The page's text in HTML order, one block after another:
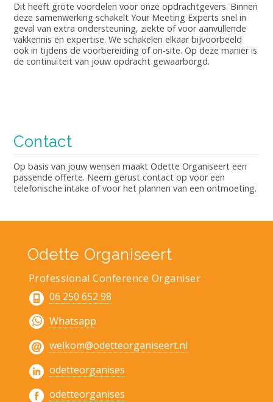
Dit heeft grote voordelen voor onze opdrachtgevers. Binnen
deze samenwerking schakelt Your Meeting Experts snel in
geval van extra ondersteuning, ziekte of voor aanvullende
vakkennis en expertise. We schakelen elkaar bijvoorbeeld
ook in tijdens de voorbereiding of on-site. Op deze manier is
de continuïteit van jouw opdracht gewaarborgd.
Contact
Op basis van jouw wensen maakt Odette Organiseert een
passende offerte. Neem gerust contact op voor een
telefonische intake of voor het plannen van een ontmoeting.
Odette Organiseert
Professional Conference Organiser
06 250 652 98
Whatsapp
welkom@odetteorganiseert.nl
odetteorganises
odetteorganises